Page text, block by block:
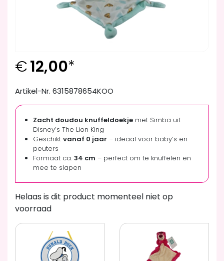
€12,00*
Artikel-Nr. 6315878654KOO
Zacht doudou knuffeldoekje met Simba uit
Disney’s The Lion King
Geschikt vanaf 0 jaar – ideaal voor baby’s en
peuters
Formaat ca. 34 cm – perfect om te knuffelen en
mee te slapen
Helaas is dit product momenteel niet op
voorraad